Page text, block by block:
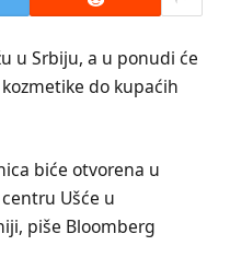
u Srbiju, a u ponudi će
do kupaćih
biće otvorena u
Ušće u
piše Bloomberg